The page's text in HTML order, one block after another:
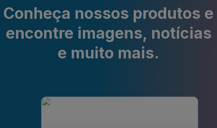
Conheça nossos produtos e
encontre imagens, notícias
e muito mais.